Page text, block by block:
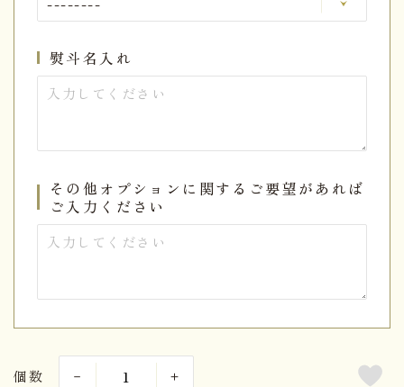
熨斗名入れ
その他オプションに関するご要望があれば
ご入力ください
個数